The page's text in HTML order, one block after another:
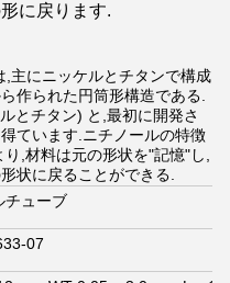
に戻ります.
主にニッケルとチタンで構成
作られた円筒形構造である.
とチタン) と,最初に開発さ
ています.ニチノールの特徴
,材料は元の形状を"記憶"し,
状に戻ることができる.
チューブ
07